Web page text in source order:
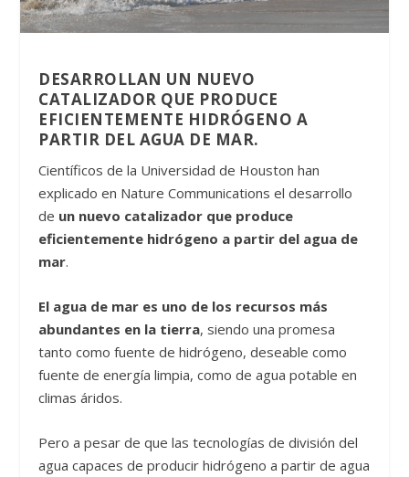
DESARROLLAN UN NUEVO
CATALIZADOR QUE PRODUCE
EFICIENTEMENTE HIDRÓGENO A
PARTIR DEL AGUA DE MAR.
Científicos de la Universidad de Houston han
explicado en Nature Communications el desarrollo
de un nuevo catalizador que produce
eficientemente hidrógeno a partir del agua de
mar.
El agua de mar es uno de los recursos más
abundantes en la tierra, siendo una promesa
tanto como fuente de hidrógeno, deseable como
fuente de energía limpia, como de agua potable en
climas áridos.
Pero a pesar de que las tecnologías de división del
agua capaces de producir hidrógeno a partir de agua